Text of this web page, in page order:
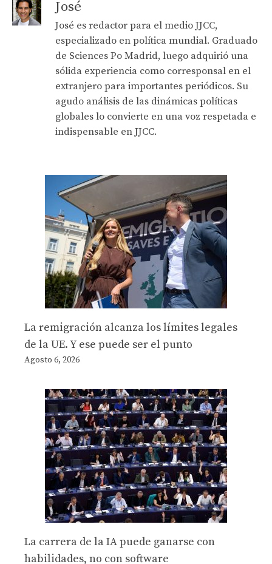
José
José es redactor para el medio JJCC,
especializado en política mundial. Graduado
de Sciences Po Madrid, luego adquirió una
sólida experiencia como corresponsal en el
extranjero para importantes periódicos. Su
agudo análisis de las dinámicas políticas
globales lo convierte en una voz respetada e
indispensable en JJCC.
La remigración alcanza los límites legales
de la UE. Y ese puede ser el punto
Agosto 6, 2026
La carrera de la IA puede ganarse con
habilidades, no con software